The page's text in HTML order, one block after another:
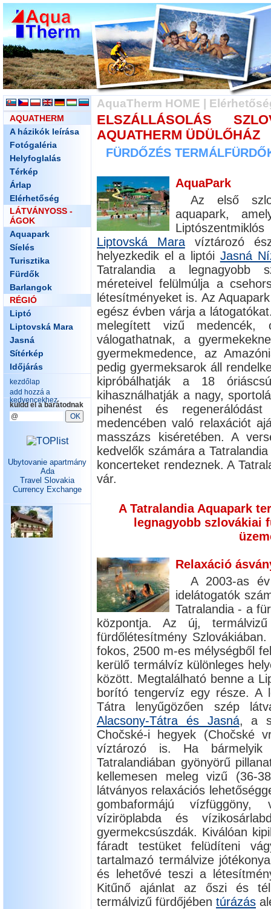
AQUATHERM
A házikók leírása
Fotógaléria
Helyfoglalás
Térkép
Árlap
Elérhetőség
LÁTVÁNYOSS -
ÁGOK
Aquapark
Síelés
Turisztika
Fürdők
Barlangok
RÉGIÓ
Liptó
Liptovská Mara
Jasná
Sítérkép
Időjárás
kezdőlap
add hozzá a
kedvencekhez
küldd el a barátodnak
Ubytovanie apartmány
Ada
Travel Slovakia
Currency Exchange
AquaTherm HOME
ELSZÁLLÁSOLÁS
AQUATHERM ÜDÜLŐHÁZ
FÜRDŐZÉS
AquaPark
Az első
aquapark,
Liptovská Maravíztározó
helyezkedik el a liptói Jasná
Tatralandia a legnagyobb
méreteivel felülmúlja a
létesítményeket is. Az
egész évben várja a
melegített vizű medencék,
válogathatnak, a
gyermekmedence, az
pedig gyermeksarok áll
kipróbálhatják a 18
kihasználhatják a nagy,
pihenést és
medencében való relaxációt
masszázs kiséretében. A
kedvelők számára a
koncerteket rendeznek. A
vár.
A Tatralandia Aquapark
legnagyobb szlovákiai
Relaxáció
A 2003-as
idelátogatók
Tatralandia - a
központja. Az új,
fürdőlétesítmény
fokos, 2500 m-es mélységből
kerülő termálvíz különleges
között. Megtalálható benne a
borító tengervíz egy része. A
Tátra lenyűgözően szép
Alacsony-Tátra és Jasná, a
Chočské-i hegyek
víztározó is. Ha bármelyik
Tatralandiában gyönyörű
kellemesen meleg vizű (36-
látványos relaxációs
gombaformájú
víziröplabda és
gyermekcsúszdák. Kiválóan
fáradt testüket felüdíteni
tartalmazó termálvize
és lehetővé teszi a
Kitűnő ajánlat az őszi és
termálvizű fürdőjében túrázás